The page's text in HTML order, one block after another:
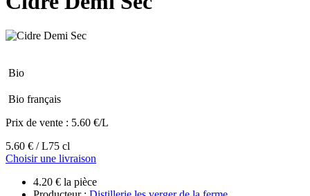
Bio
Bio français
Prix de vente : 5.60 €/L
5.60 € / L75 cl
Choisir une livraison
4.20 € la pièce